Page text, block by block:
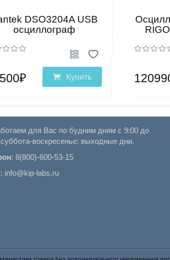
DSO3204A USB
осциллограф
Купить
для Вас по будним дням с 9:00 до
воскресенье: выходные дни.
: 8(800)-600-53-15
: info@kip-labs.ru